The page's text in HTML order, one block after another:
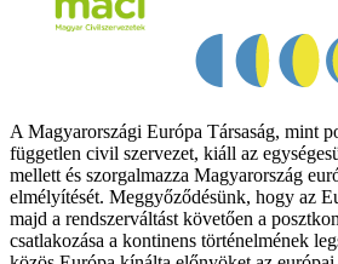
A Magyarországi Európa Társaság, mint
független civil szervezet, kiáll az
mellett és szorgalmazza Magyarország
elmélyítését. Meggyőződésünk, hogy az
majd a rendszerváltást követően a
csatlakozása a kontinens történelmének